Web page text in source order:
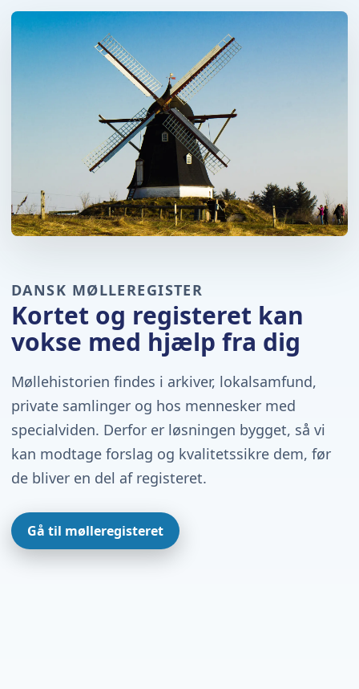
DANSK MØLLEREGISTER
Kortet og registeret kan
vokse med hjælp fra dig
Møllehistorien findes i arkiver, lokalsamfund,
private samlinger og hos mennesker med
specialviden. Derfor er løsningen bygget, så vi
kan modtage forslag og kvalitetssikre dem, før
de bliver en del af registeret.
Gå til mølleregisteret